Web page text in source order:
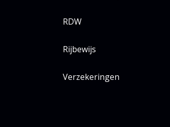
RDW
Rijbewijs
Verzekeringen